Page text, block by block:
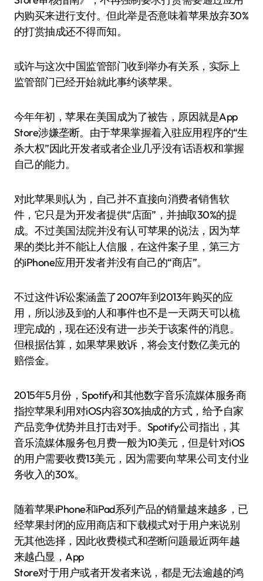
内购买来进行支付。但此举是否意味着苹果放弃30%
的打赏抽成还不得而知。
或许与这次中国监管部门收到举办有关系，实际上
监管部门已经开始就此事约谈苹果。
今年年初，苹果在美国成为了被告，原因就是App
Store涉嫌垄断。由于苹果掌握着入驻应用程序的“生
杀大权”因此开发者或者企业几乎没有话语权和掌握
自己的能力。
对此苹果则认为，自己并不直接向消费者销售软
件，它只是为开发者提供“店面”，并抽取30%的提
成。不过美国法院并没有认可苹果的说法，因为苹
果的类比并不能让人信服，在这件案子里，第三方
的iPhone应用开发者并没有自己的“商店”。
不过这件诉讼案涵盖了2007年到2013年购买的应
用，所以涉及到的人和事件也不是一天两天可以梳
理完成的，现在还没有进一步关于该案件的消息。
但根据估算，如果苹果败诉，将会支付数亿美元的
赔偿金。
2015年5月份，Spotify和其他数字音乐流媒体服务商
指控苹果利用对iOS内容30%抽成的方式，给予自家
产品竞争优势并且打击对手。Spotify公司指出，其
音乐流媒体服务包月费一般为10美元，但是针对iOS
的用户需要收费13美元，因为需要向苹果公司支付业
务收入的30%。
随着苹果iPhone和iPad系列产品的销量越来越多，已
经苹果封闭的应用商店和下载模式对于用户来说别
无其他选择，因此收费模式和垄断问题最近两年越
来越凸显，App
Store对于用户或者开发者来说，都是无法逾越的鸿